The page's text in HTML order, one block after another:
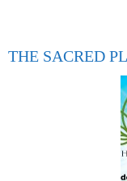
THE SACRED